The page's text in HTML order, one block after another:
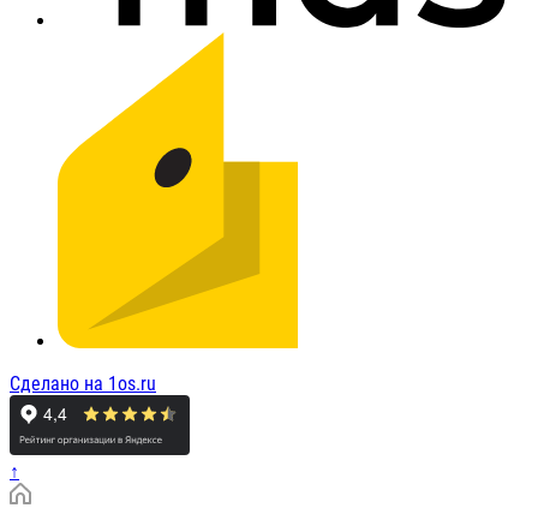
Сделано на 1os.ru
↑